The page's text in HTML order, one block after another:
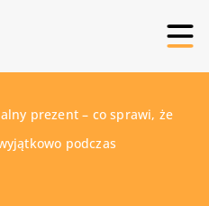
prezent – co sprawi, że
podczas